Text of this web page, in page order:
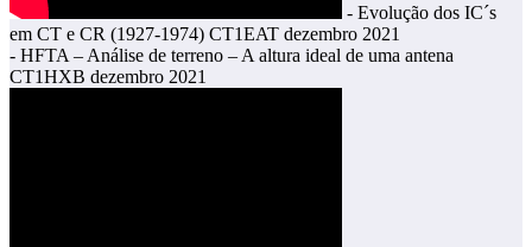
- Evolução dos IC´s
em CT e CR (1927-1974) CT1EAT dezembro 2021
- HFTA – Análise de terreno – A altura ideal de uma antena
CT1HXB dezembro 2021